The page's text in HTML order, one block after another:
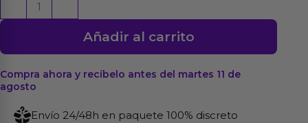
de
con
Velcro
Negro
cantidad
Añadir al carrito
Compra ahora y recíbelo antes del martes 11 de
agosto
Envío 24/48h en paquete 100% discreto